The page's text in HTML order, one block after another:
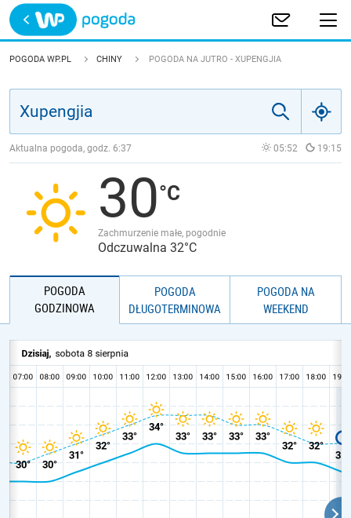
Trwa ładowanie
POLSKA
JAKOŚĆ POWIETRZA
POGODA WP.PL CHINY POGODA NA JUTRO - XUPENGJIA
Aktualna pogoda, godz. 6:37 05:52 19:15
30
Zachmurzenie małe, pogodnie
Odczuwalna 32°C
POGODA
GODZINOWA
POGODA
DŁUGOTERMINOWA
POGODA NA
WEEKEND